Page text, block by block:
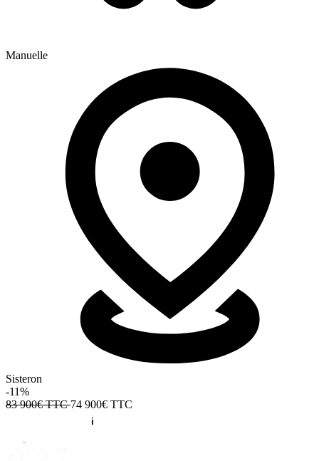
Manuelle
Sisteron
-11%
83 900€ TTC74 900€ TTC